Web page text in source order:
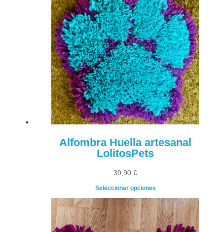
Alfombra Huella artesanal
LolitosPets
39,90 €
Seleccionar opciones